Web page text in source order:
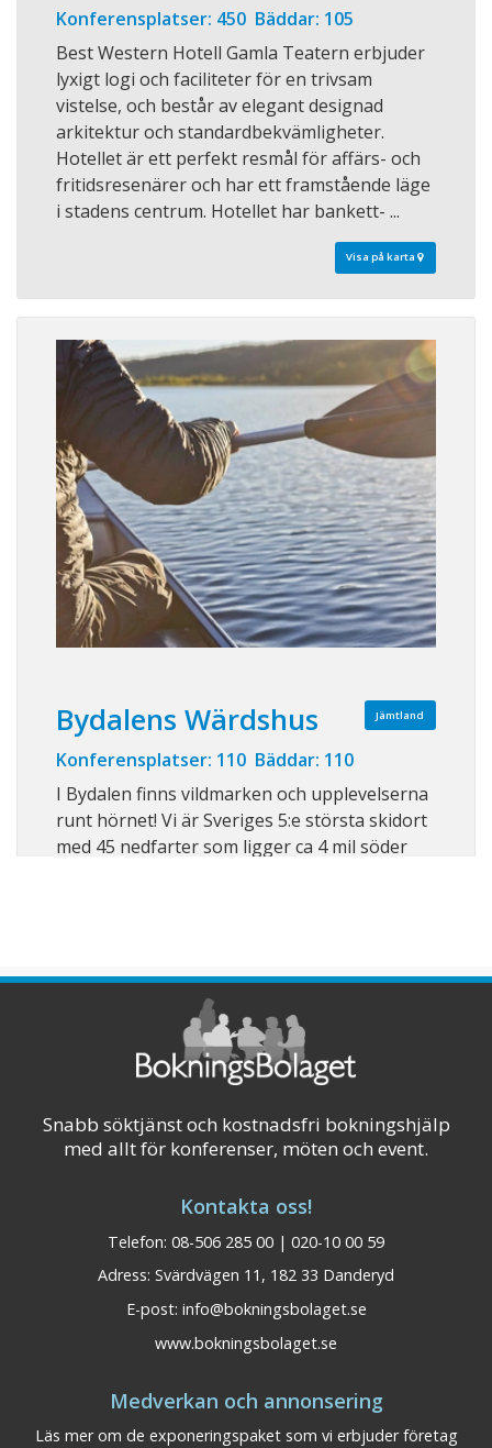
Konferensplatser: 450 Bäddar: 105
Best Western Hotell Gamla Teatern erbjuder
lyxigt logi och faciliteter för en trivsam
vistelse, och består av elegant designad
arkitektur och standardbekvämligheter.
Hotellet är ett perfekt resmål för affärs- och
fritidsresenärer och har ett framstående läge
i stadens centrum. Hotellet har bankett- ...
Visa på karta
Jämtland
Bydalens Wärdshus
Konferensplatser: 110 Bäddar: 110
I Bydalen finns vildmarken och upplevelserna
runt hörnet! Vi är Sveriges 5:e största skidort
med 45 nedfarter som ligger ca 4 mil söder
Snabb söktjänst och kostnadsfri bokningshjälp
med allt för konferenser, möten och event.
Kontakta oss!
Telefon: 08-506 285 00 | 020-10 00 59
Adress: Svärdvägen 11, 182 33 Danderyd
E-post: info@bokningsbolaget.se
www.bokningsbolaget.se
Medverkan och annonsering
Läs mer om de exponeringspaket som vi erbjuder företag